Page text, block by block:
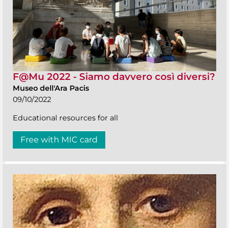
F@Mu 2022 - Siamo davvero così diversi?
Museo dell'Ara Pacis
09/10/2022
Educational resources for all
Free with MIC card